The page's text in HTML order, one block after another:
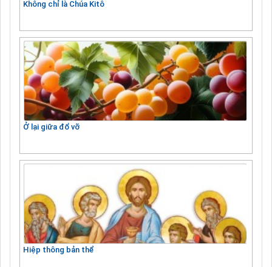
Không chỉ là Chúa Kitô
Ở lại giữa đổ vỡ
Hiệp thông bản thể